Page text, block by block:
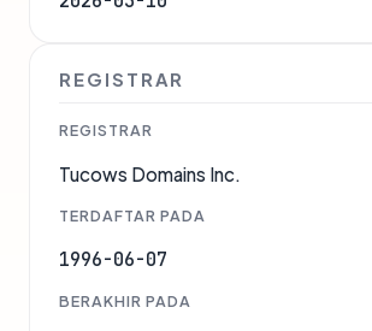
REGISTRAR
REGISTRAR
Tucows Domains Inc.
TERDAFTAR PADA
1996-06-07
BERAKHIR PADA